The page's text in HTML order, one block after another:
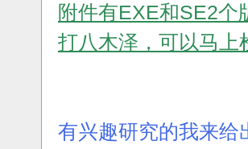
附件有EXE和SE2个
打八木泽，可以马上
有兴趣研究的我来给